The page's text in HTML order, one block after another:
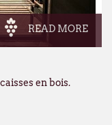
READ MORE
en bois.